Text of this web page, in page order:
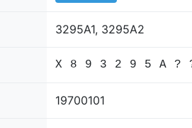
3295А1, 3295А2
X 8 9 3 2 9 5 А ?
19700101